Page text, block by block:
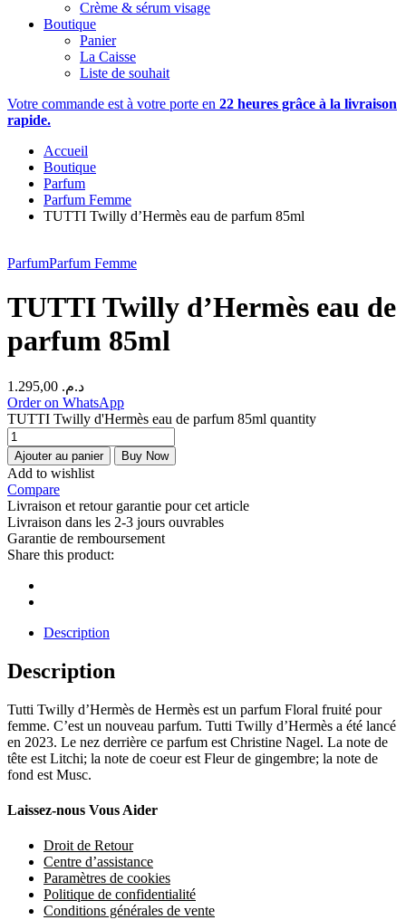
Crème & sérum visage
Boutique
Panier
La Caisse
Liste de souhait
Votre commande est à votre porte en 22 heures grâce à la livraison
rapide.
Accueil
Boutique
Parfum
Parfum Femme
TUTTI Twilly d’Hermès eau de parfum 85ml
ParfumParfum Femme
TUTTI Twilly d’Hermès eau de
parfum 85ml
د.م.
Order on WhatsApp
TUTTI Twilly d'Hermès eau de parfum 85ml quantity
Ajouter au panier Buy Now
Add to wishlist
Compare
Livraison et retour garantie pour cet article
Livraison dans les 2-3 jours ouvrables
Garantie de remboursement
Share this product:
Description
Description
Tutti Twilly d’Hermès de Hermès est un parfum Floral fruité pour
femme. C’est un nouveau parfum. Tutti Twilly d’Hermès a été lancé
en 2023. Le nez derrière ce parfum est Christine Nagel. La note de
tête est Litchi; la note de coeur est Fleur de gingembre; la note de
fond est Musc.
Laissez-nous Vous Aider
Droit de Retour
Centre d’assistance
Paramètres de cookies
Politique de confidentialité
Conditions générales de vente